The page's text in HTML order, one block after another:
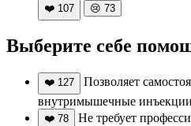
❤️ 107 😢 73
Выберите себе
❤️ 127
Позволяет
внутримышечные
❤️ 78 Не требует